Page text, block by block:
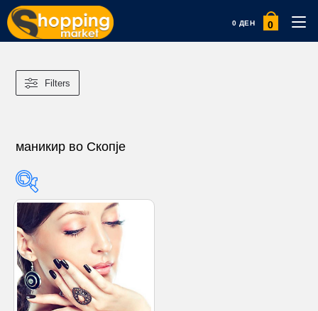
0 ДЕН 0
Filters
маникир во Скопје
Product categories
Product categories
Product tags